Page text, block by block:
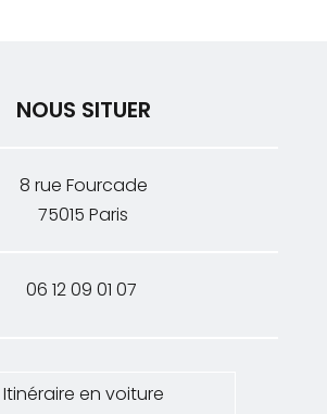
NOUS SITUER
8 rue Fourcade
75015 Paris
06 12 09 01 07
Itinéraire en voiture